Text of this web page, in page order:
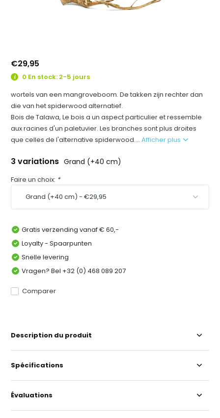
€29,95
0 En stock: 2-5 jours
wortels van een mangroveboom. De takken zijn rechter dan
die van het spiderwood alternatief.
Bois de Talawa, Le bois a un aspect particulier et ressemble
aux racines d'un paletuvier. Les branches sont plus droites
que celles de l'alternative spiderwood....Afficher plus
3 variations Grand (+40 cm)
Faire un choix: *
Gratis verzending vanaf € 60,-
Loyalty - Spaarpunten
Snelle levering
Vragen? Bel +32 (0) 468 089 207
Comparer
Description du produit
Spécifications
Évaluations